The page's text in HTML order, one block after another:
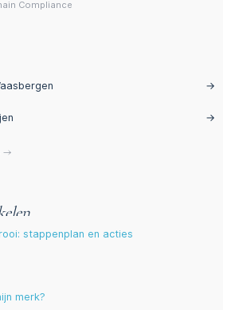
Compliance
→
→
→
stappenplan en acties
merk?